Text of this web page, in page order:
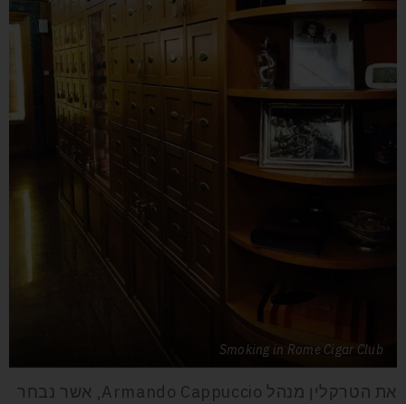
Smoking in Rome Cigar Club
את הטרקלין מנהל Armando Cappuccio, אשר נבחר